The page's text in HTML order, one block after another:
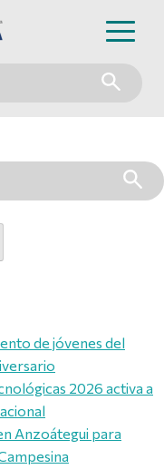
de jóvenes del
2026 activa a
Anzoátegui para